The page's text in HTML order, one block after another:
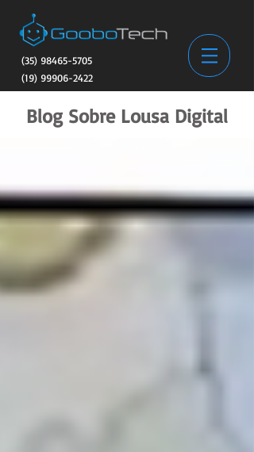
(35) 98465-5705
(19) 99906-2422
Blog Sobre Lousa Digital